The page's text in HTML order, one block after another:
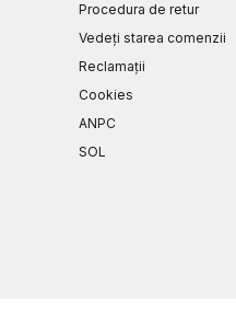
Procedura de retur
Vedeți starea comenzii
Reclamaţii
Cookies
ANPC
SOL